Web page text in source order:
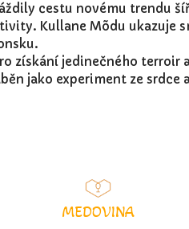
cestu novému trendu
Kullane Mõdu ukazuje
získání jedinečného terroir
jako experiment ze srdce
MEDOVINA